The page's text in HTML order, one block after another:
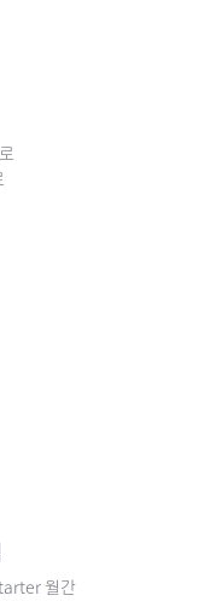
월간